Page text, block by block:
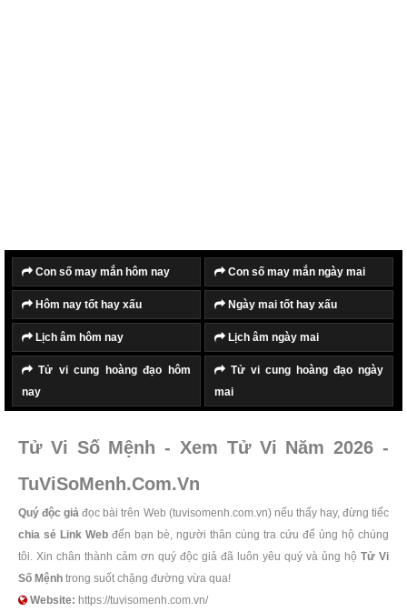
Con số may mắn hôm nay Con số may mắn ngày mai
Hôm nay tốt hay xấu Ngày mai tốt hay xấu
Lịch âm hôm nay Lịch âm ngày mai
Tử vi cung hoàng đạo hôm
nay
Tử vi cung hoàng đạo ngày
mai
Tử Vi Số Mệnh - Xem Tử Vi Năm 2026 -
TuViSoMenh.Com.Vn
Quý độc giả đọc bài trên Web (tuvisomenh.com.vn) nếu thấy hay, đừng tiếc
chia sẻ Link Web đến bạn bè, người thân cùng tra cứu để ủng hộ chúng
tôi. Xin chân thành cảm ơn quý độc giả đã luôn yêu quý và ủng hộ Tử Vi
Số Mệnh trong suốt chặng đường vừa qua!
Website: https://tuvisomenh.com.vn/